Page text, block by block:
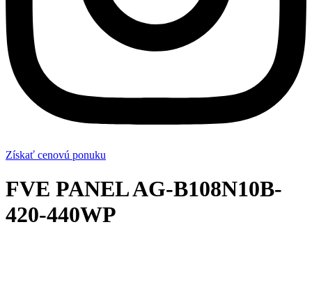
Získať cenovú ponuku
FVE PANEL AG-B108N10B-
420-440WP